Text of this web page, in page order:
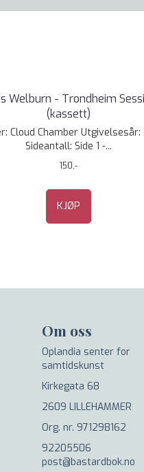
Welburn - Trondheim
(kassett)
Cloud Chamber Utgivelsesår:
Sideantall: Side 1 -...
150,-
KJØP
Om oss
Oplandia senter for
samtidskunst
Kirkegata 68
2609 LILLEHAMMER
Org. nr. 971298162
92205506
post@bastardbok.no